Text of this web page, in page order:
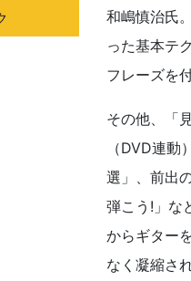
和嶋慎治氏
った基本テ
フレーズを
その他、「
（DVD連
選」、前出
弾こう!」な
からギター
なく凝縮さ